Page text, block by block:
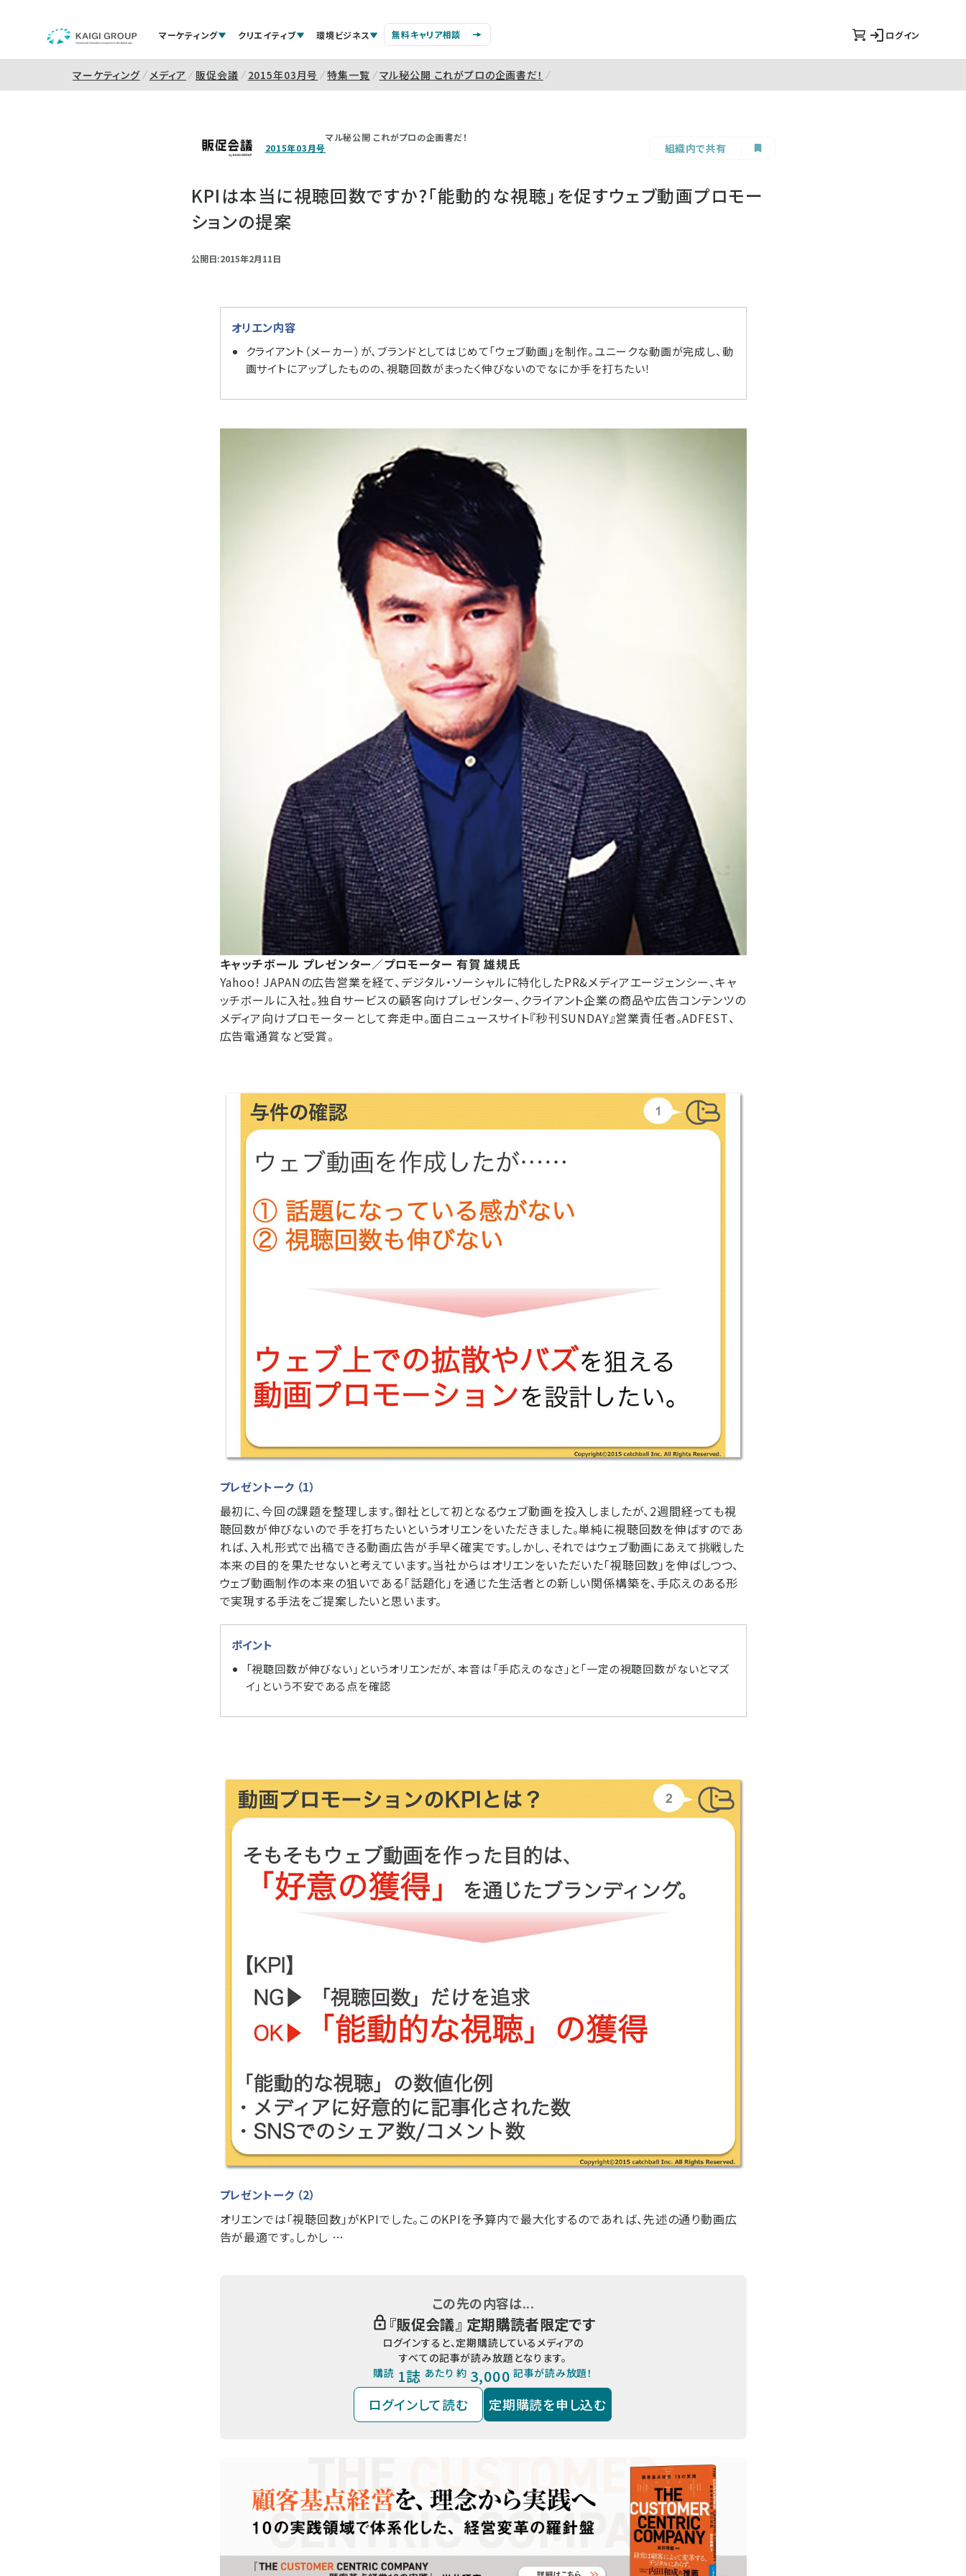
マーケティング クリエイティブ 環境ビジネス 無料キャリア相談 ログイン
マーケティング メディア 販促会議 2015年03月号 特集一覧 マル秘公開 これがプロの企画書だ！
2015年03月号
マル秘公開 これがプロの企画書だ！
組織内で共有
KPIは本当に視聴回数ですか?「能動的な視聴」を促すウェブ動画プロモー
ションの提案
公開日:2015年2月11日
オリエン内容
クライアント（メーカー）が、ブランドとしてはじめて「ウェブ動画」を制作。ユニークな動画が完成し、動
画サイトにアップしたものの、視聴回数がまったく伸びないのでなにか手を打ちたい！
キャッチボール プレゼンター／プロモーター 有賀 雄規氏
Yahoo! JAPANの広告営業を経て、デジタル・ソーシャルに特化したPR&メディアエージェンシー、キャ
ッチボールに入社。独自サービスの顧客向けプレゼンター、クライアント企業の商品や広告コンテンツの
メディア向けプロモーターとして奔走中。面白ニュースサイト『秒刊SUNDAY』営業責任者。ADFEST、
広告電通賞など受賞。
プレゼントーク （1）
最初に、今回の課題を整理します。御社として初となるウェブ動画を投入しましたが、2週間経っても視
聴回数が伸びないので手を打ちたいというオリエンをいただきました。単純に視聴回数を伸ばすのであ
れば、入札形式で出稿できる動画広告が手早く確実です。しかし、それではウェブ動画にあえて挑戦した
本来の目的を果たせないと考えています。当社からはオリエンをいただいた「視聴回数」を伸ばしつつ、
ウェブ動画制作の本来の狙いである「話題化」を通じた生活者との新しい関係構築を、手応えのある形
で実現する手法をご提案したいと思います。
ポイント
「視聴回数が伸びない」というオリエンだが、本音は「手応えのなさ」と「一定の視聴回数がないとマズ
イ」という不安である点を確認
プレゼントーク （2）
オリエンでは「視聴回数」がKPIでした。このKPIを予算内で最大化するのであれば、先述の通り動画広
告が最適です。しかし …
この先の内容は...
『販促会議』 定期購読者限定です
ログインすると、定期購読しているメディアの
すべての記事が読み放題となります。
購読 1誌 あたり 約 3,000 記事が読み放題！
ログインして読む 定期購読を申し込む